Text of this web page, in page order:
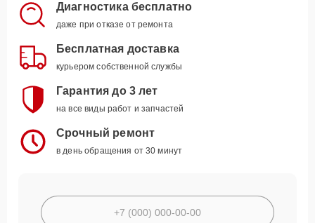
Диагностика бесплатно
даже при отказе от ремонта
Бесплатная доставка
курьером собственной службы
Гарантия до 3 лет
на все виды работ и запчастей
Срочный ремонт
в день обращения от 30 минут